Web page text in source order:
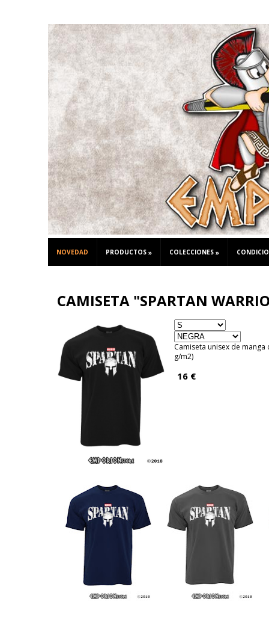
NOVEDAD PRODUCTOS » COLECCIONES »
CAMISETA "SPARTAN
16 €
Camiseta unisex de manga
g/m2)